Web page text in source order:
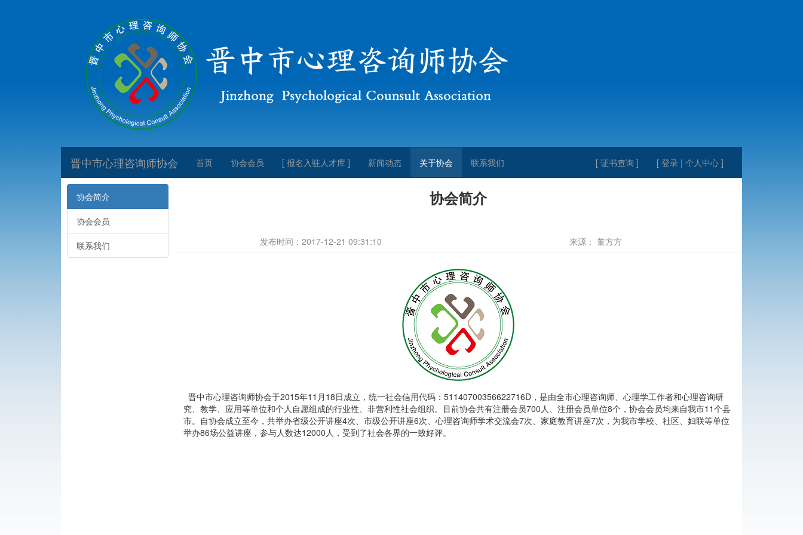
晋中市心理咨询师协会 首页 协会会员 [ 报名入驻人才库 ] 新闻动态 关于协会 联系我们 [ 证书查询 ] [ 登录 | 个人中心 ]
协会简介
协会会员
联系我们
协会简介
发布时间：2017-12-21 09:31:10 来源： 董方方
晋中市心理咨询师协会于2015年11月18日成立，统一社会信用代码：51140700356622716D，是由全市心理咨询师、心理学工作者和心理咨询研
究、教学、应用等单位和个人自愿组成的行业性、非营利性社会组织。目前协会共有注册会员700人、注册会员单位8个，协会会员均来自我市11个县
市。自协会成立至今，共举办省级公开讲座4次、市级公开讲座6次、心理咨询师学术交流会7次、家庭教育讲座7次，为我市学校、社区、妇联等单位
举办86场公益讲座，参与人数达12000人，受到了社会各界的一致好评。